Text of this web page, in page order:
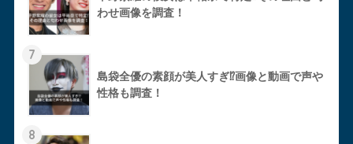
わせ画像を調査！
7
島袋全優の素顔が美人すぎ⁉︎画像と動画で声や
性格も調査！
8